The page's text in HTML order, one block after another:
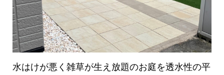
水はけが悪く雑草が生え放題のお庭を透水性の平